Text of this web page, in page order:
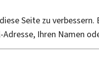
Seite zu
Ihren Namen